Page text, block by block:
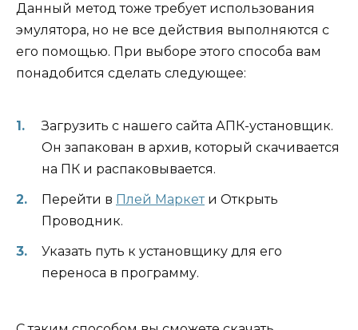
Данный метод тоже требует использования
эмулятора, но не все действия выполняются с
его помощью. При выборе этого способа вам
понадобится сделать следующее:
Загрузить с нашего сайта АПК-установщик.
Он запакован в архив, который скачивается
на ПК и распаковывается.
Перейти в Плей Маркети Открыть
Проводник.
Указать путь к установщику для его
переноса в программу.